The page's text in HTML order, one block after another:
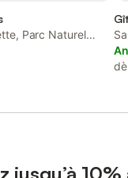
Parc Naturel
jusqu’à